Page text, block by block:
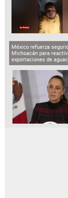
México refuerza
Michoacán para
exportaciones de